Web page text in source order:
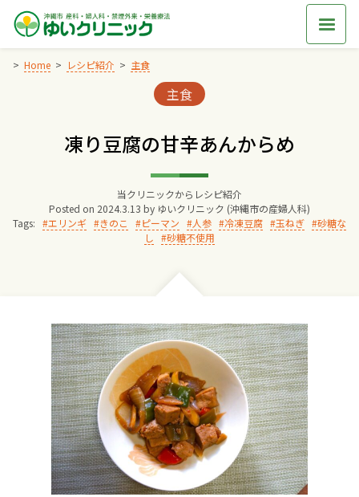
Skip
content
Home レシピ紹介 主食
Categories:
主食
凍り豆腐の甘辛あんからめ
当クリニックからレシピ紹介
Posted on 2024.3.13 by ゆいクリニック (沖縄市の産婦人科)
Tags:
エリンギ きのこ ピーマン 人参 冷凍豆腐 玉ねぎ
砂糖な
し
砂糖不使用
院長からのごあいさつ
妊婦健診
お産について
親と子の結びつき支援
母乳育児